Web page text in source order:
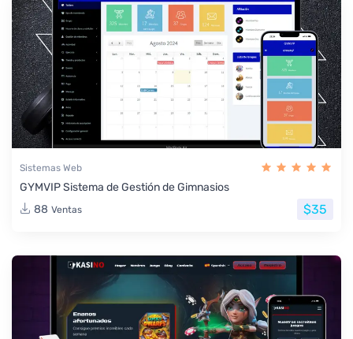
Sistemas Web
GYMVIP Sistema de Gestión de Gimnasios
88 Ventas $35